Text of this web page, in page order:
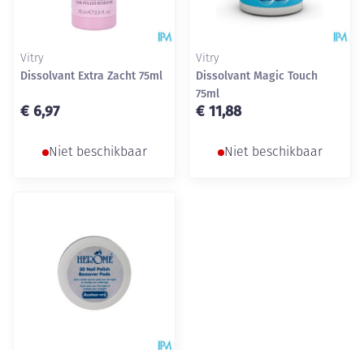
Vitry
Dissolvant Extra Zacht 75ml
€ 6,97
Niet beschikbaar
Vitry
Dissolvant Magic Touch
75ml
€ 11,88
Niet beschikbaar